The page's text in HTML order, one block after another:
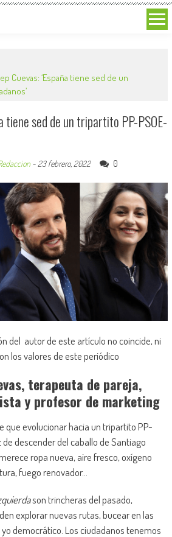
Cuevas: ‘España tiene sed de un
tiene sed de un tripartito PP-PSOE-
- 23 febrero, 2022 0
del autor de este artículo no coincide, ni
los valores de este periódico
terapeuta de pareja,
y profesor de marketing
que evolucionar hacia un tripartito PP-
de descender del caballo de Santiago
ropa nueva, aire fresco, oxígeno
fuego renovador…
son trincheras del pasado,
explorar nuevas rutas, bucear en las
democrático. Los ciudadanos tenemos